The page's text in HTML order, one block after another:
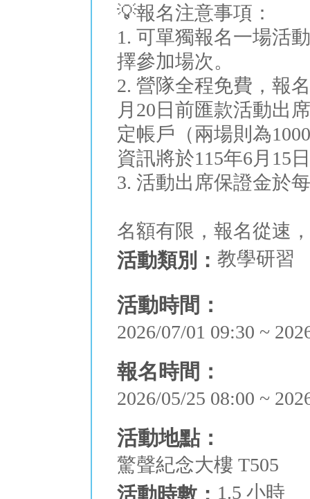
💡報名注意事項：
1. 可單獨報名一場活
擇參加場次。
2. 營隊全程免費，報
月20日前匯款活動出
定帳戶（兩場則為
資訊將於115年6月15
3. 活動出席保證金於
名額有限，報名從速
活動類別： 教學研習
活動時間：
2026/07/01 09:30 ~
報名時間：
2026/05/25 08:00 ~
活動地點：
驚聲紀念大樓 T505
活動時數： 1.5 小時